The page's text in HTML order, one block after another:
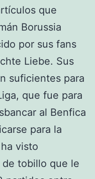
que
Borussia
por sus fans
Liebe. Sus
suficientes para
que fue para
al Benfica
para la
visto
tobillo que le